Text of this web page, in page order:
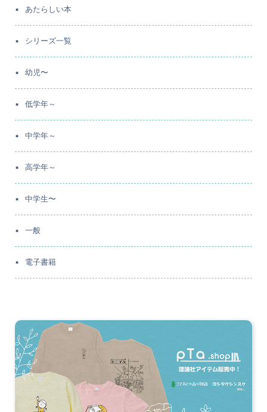
あたらしい本
シリーズ一覧
幼児〜
低学年～
中学年～
高学年～
中学生〜
一般
電子書籍